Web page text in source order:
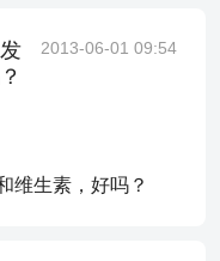
2013-06-01 09:54
维生素，好吗？